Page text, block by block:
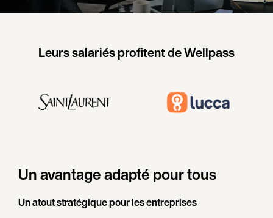
Leurs salariés profitent de Wellpass
Un avantage adapté pour tous
Un atout stratégique pour les entreprises